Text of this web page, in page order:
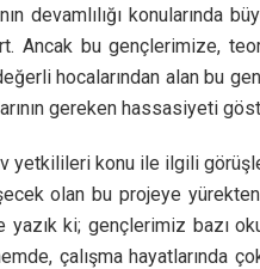
devamlılığı konularında
Ancak bu gençlerimize,
hocalarından alan bu
gereken hassasiyeti
yetkilileri konu ile ilgili
olan bu projeye
ki; gençlerimiz bazı
çalışma hayatlarında